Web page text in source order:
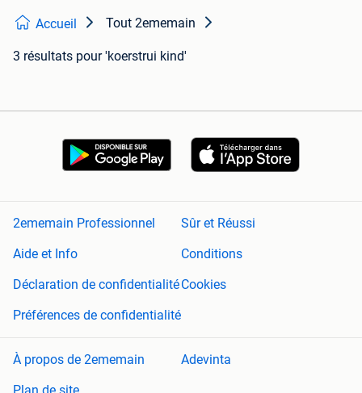
Accueil Tout 2ememain
3 résultats pour 'koerstrui kind'
2ememain Professionnel
Sûr et Réussi
Aide et Info
Conditions
Déclaration de confidentialitéCookies
Préférences de confidentialité
À propos de 2ememain
Adevinta